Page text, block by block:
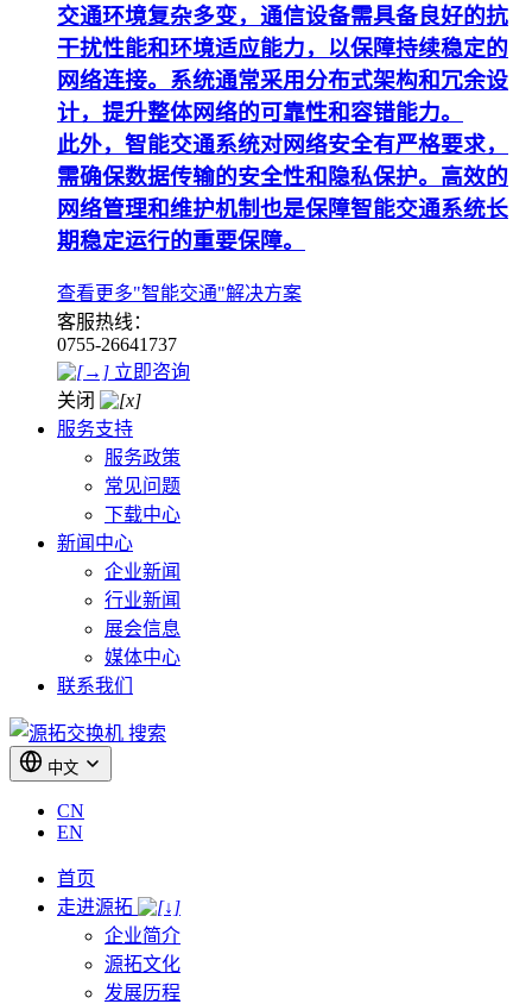
交通环境复杂多变，通信设备需具备良好的抗
干扰性能和环境适应能力，以保障持续稳定的
网络连接。系统通常采用分布式架构和冗余设
计，提升整体网络的可靠性和容错能力。
此外，智能交通系统对网络安全有严格要求，
需确保数据传输的安全性和隐私保护。高效的
网络管理和维护机制也是保障智能交通系统长
期稳定运行的重要保障。
查看更多"智能交通"解决方案
客服热线：
0755-26641737
立即咨询
关闭
服务支持
服务政策
常见问题
下载中心
新闻中心
企业新闻
行业新闻
展会信息
媒体中心
联系我们
搜索
中文
CN
EN
首页
走进源拓
企业简介
源拓文化
发展历程